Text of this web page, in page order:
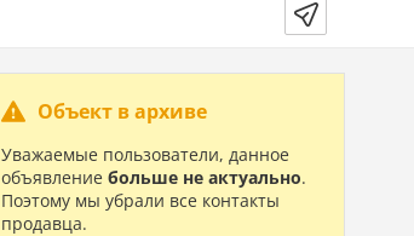
Объект в архиве
Уважаемые пользователи, данное
объявление больше не актуально.
Поэтому мы убрали все контакты
продавца.